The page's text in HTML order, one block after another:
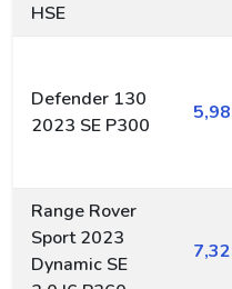
HSE
Defender 130
2023 SE P300
Range Rover
Sport 2023
Dynamic SE